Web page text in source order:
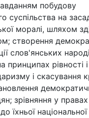
побудову
суспільства на
моралі, шляхом
створення
слов'янських
принципах рівності
і скасування
зрівняння у
їхньої